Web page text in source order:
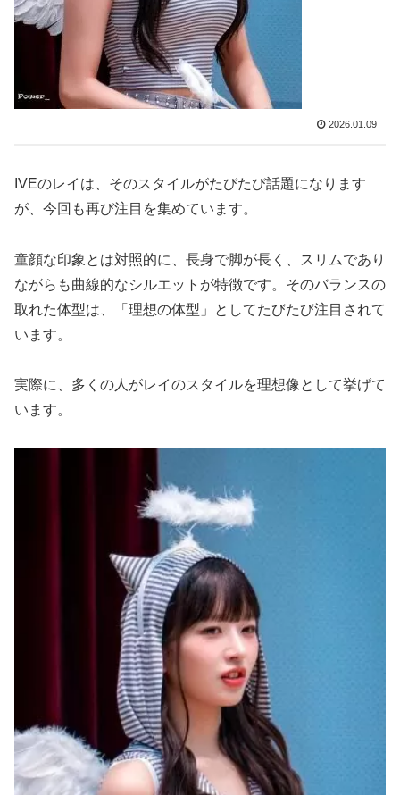
2026.01.09
IVEのレイは、そのスタイルがたびたび話題になります
が、今回も再び注目を集めています。
童顔な印象とは対照的に、長身で脚が長く、スリムであり
ながらも曲線的なシルエットが特徴です。そのバランスの
取れた体型は、「理想の体型」としてたびたび注目されて
います。
実際に、多くの人がレイのスタイルを理想像として挙げて
います。